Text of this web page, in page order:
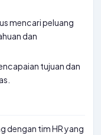
mencari peluang
dan
tujuan dan
dengan tim HR yang